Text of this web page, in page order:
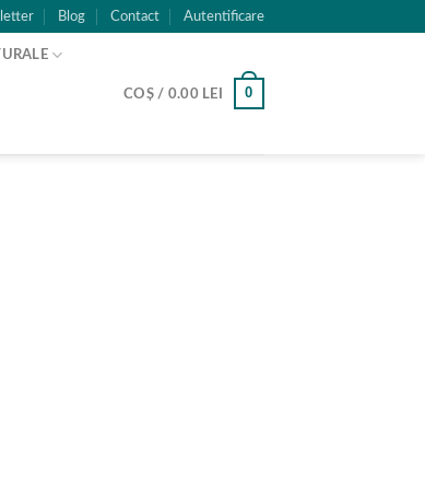
Blog Contact Autentificare
COȘ / 0.00 LEI 0